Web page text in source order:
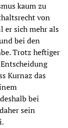
kaum zu
von
er sich mehr als
bei den
Trotz heftiger
Kurnaz das
bei
sein